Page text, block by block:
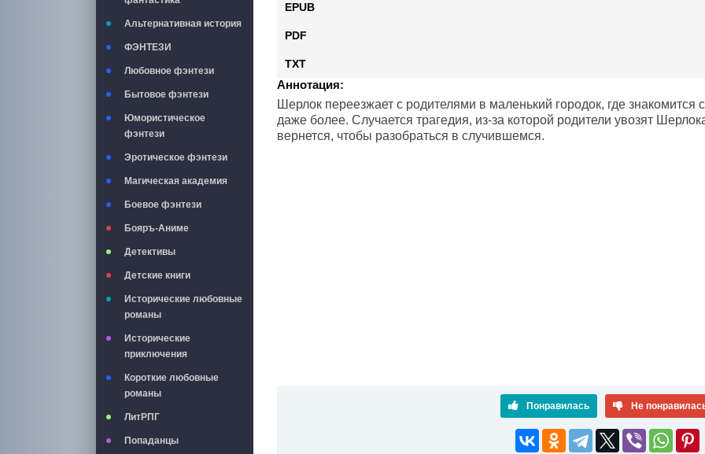
Альтернативная история
ФЭНТЕЗИ
Любовное фэнтези
Бытовое фэнтези
Юмористическое
фэнтези
Эротическое фэнтези
Магическая академия
Боевое фэнтези
Бояръ-Аниме
Детективы
Детские книги
Исторические любовные
романы
Исторические
приключения
Короткие любовные
романы
ЛитРПГ
Попаданцы
EPUB
PDF
TXT
Аннотация:
Шерлок переезжает с родителями в маленький городок, где
даже более. Случается трагедия, из-за которой родители увозят
вернется, чтобы разобраться в случившемся.
Понравилась Не